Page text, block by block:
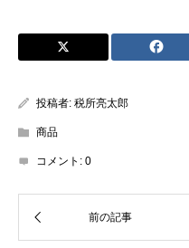
投稿者: 税所亮太郎
商品
コメント: 0